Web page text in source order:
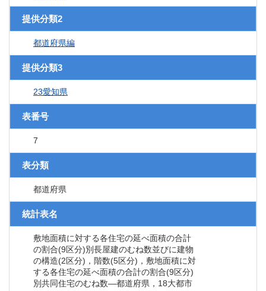
提供分類2
都道府県編
提供分類3
23愛知県
表番号
7
表分類
都道府県
統計表名
敷地面積に対する各住宅の延べ面積の合計
の割合(9区分)別長屋建のむね数並びに建物
の構造(2区分)，階数(5区分)，敷地面積に対
する各住宅の延べ面積の合計の割合(9区分)
別共同住宅のむね数―都道府県，18大都市